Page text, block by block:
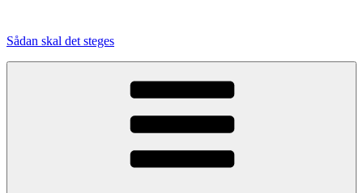
indhold
Sådan skal det steges